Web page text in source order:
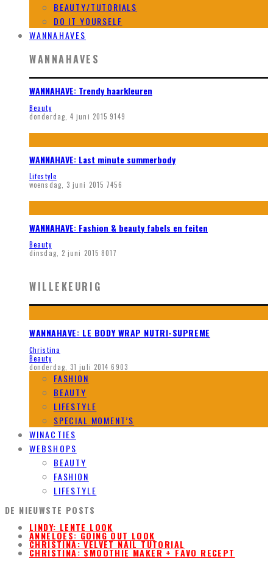
BEAUTY/TUTORIALS
DO IT YOURSELF
WANNAHAVES
WANNAHAVES
WANNAHAVE: Trendy haarkleuren
Beauty
donderdag, 4 juni 2015 9149
WANNAHAVE: Last minute summerbody
Lifestyle
woensdag, 3 juni 2015 7456
WANNAHAVE: Fashion & beauty fabels en feiten
Beauty
dinsdag, 2 juni 2015 8017
WILLEKEURIG
WANNAHAVE: LE BODY WRAP NUTRI-SUPREME
Christina
Beauty
donderdag, 31 juli 2014 6903
FASHION
BEAUTY
LIFESTYLE
SPECIAL MOMENT’S
WINACTIES
WEBSHOPS
BEAUTY
FASHION
LIFESTYLE
DE NIEUWSTE POSTS
LINDY: LENTE LOOK
ANNELOES: GOING OUT LOOK
CHRISTINA: VELVET NAIL TUTORIAL
CHRISTINA: SMOOTHIE MAKER + FAVO RECEPT